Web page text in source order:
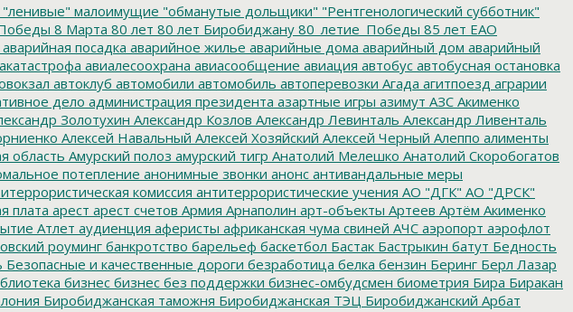
"ленивые" малоимущие "обманутые дольщики" "Рентгенологический субботник"
8 Марта 80 лет 80 лет Биробиджану 80_летие_Победы 85 лет ЕАО
аварийная посадка аварийное жилье аварийные дома аварийный дом аварийный
авиалесоохрана авиасообщение авиация автобус автобусная остановка
автоклуб автомобили автомобиль автоперевозки Агада агитпоезд аграрии
дело администрация президента азартные игры азимут АЗС Акименко
Золотухин Александр Козлов Александр Левинталь Александр Ливенталь
Алексей Навальный Алексей Хозяйский Алексей Черный Алеппо алименты
область Амурский полоз амурский тигр Анатолий Мелешко Анатолий Скоробогатов
потепление анонимные звонки анонс антивандальные меры
комиссия антитеррористические учения АО "ДГК" АО "ДРСК"
плата арест арест счетов Армия Арнаполин арт-объекты Артеев Артём Акименко
Атлет аудиенция аферисты африканская чума свиней АЧС аэропорт аэрофлот
роумингбанкротство барельеф баскетбол Бастак Бастрыкин батут Бедность
Безопасные и качественные дороги безработица белка бензин Беринг Берл Лазар
бизнес бизнес без поддержки бизнес-омбудсмен биометрия Бира Биракан
Биробиджанская таможня Биробиджанская ТЭЦ Биробиджанский Арбат